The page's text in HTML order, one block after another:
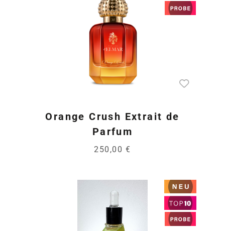
Orange Crush Extrait de
Parfum
250,00 €